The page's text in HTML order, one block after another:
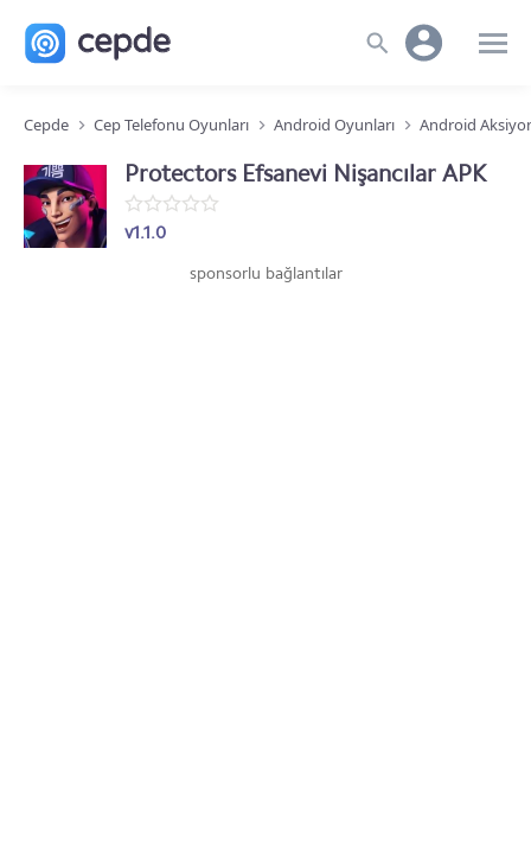
Cepde Cep Telefonu Oyunları Android Oyunları Android
Protectors Efsanevi Nişancılar APK
v1.1.0
sponsorlu bağlantılar